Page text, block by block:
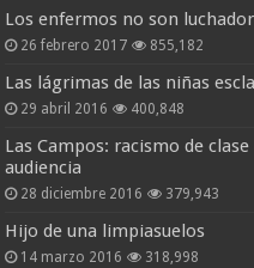
Los enfermos no son
26 febrero 2017 855,182
Las lágrimas de las niñas
29 abril 2016 400,848
Las Campos: racismo de
audiencia
28 diciembre 2016 379,943
Hijo de una limpiasuelos
14 marzo 2016 318,998